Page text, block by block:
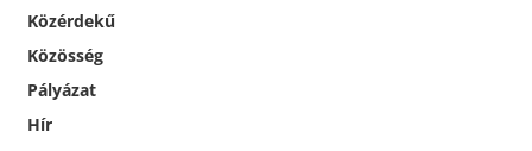
Közérdekű
Közösség
Pályázat
Hír